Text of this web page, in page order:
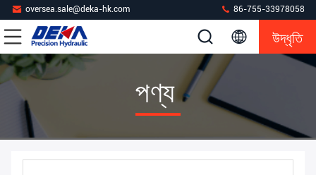
oversea.sale@deka-hk.com 86-755-33978058
উদ্ধৃতি
পণ্য